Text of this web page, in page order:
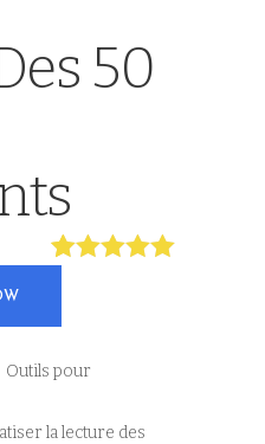
50
basé sur
client
Outils pour
la lecture des